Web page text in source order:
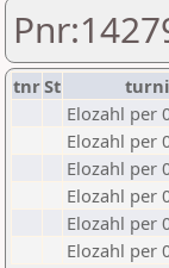
tnrSt
Elozahl per
Elozahl per
Elozahl per
Elozahl per
Elozahl per
Elozahl per